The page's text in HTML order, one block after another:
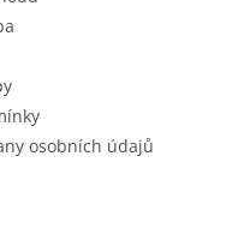
osobních údajů